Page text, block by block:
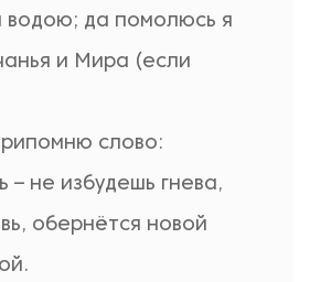
водою; да помолюсь я
и Мира (если
слово:
– не избудешь гнева,
обернётся новой